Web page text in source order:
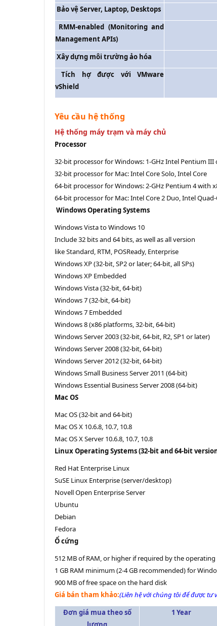
Bảo vệ Server, Laptop, Desktops
RMM-enabled (Monitoring and
Management APIs)
Xây dựng môi trường ảo hóa
Tích hợ được với VMware
vShield
Yêu cầu hệ thống
Hệ thống máy trạm và máy chủ
Processor
32-bit processor for Windows: 1-GHz Intel Pentium
32-bit processor for Mac: Intel Core Solo, Intel Core
64-bit processor for Windows: 2-GHz Pentium 4 with
64-bit processor for Mac: Intel Core 2 Duo, Intel
Windows Operating Systems
Windows Vista to Windows 10
Include 32 bits and 64 bits, as well as all version
like Standard, RTM, POSReady, Enterprise
Windows XP (32-bit, SP2 or later; 64-bit, all SPs)
Windows XP Embedded
Windows Vista (32-bit, 64-bit)
Windows 7 (32-bit, 64-bit)
Windows 7 Embedded
Windows 8 (x86 platforms, 32-bit, 64-bit)
Windows Server 2003 (32-bit, 64-bit, R2, SP1 or later)
Windows Server 2008 (32-bit, 64-bit)
Windows Server 2012 (32-bit, 64-bit)
Windows Small Business Server 2011 (64-bit)
Windows Essential Business Server 2008 (64-bit)
Mac OS
Mac OS (32-bit and 64-bit)
Mac OS X 10.6.8, 10.7, 10.8
Mac OS X Server 10.6.8, 10.7, 10.8
Linux Operating Systems (32-bit and 64-bit
Red Hat Enterprise Linux
SuSE Linux Enterprise (server/desktop)
Novell Open Enterprise Server
Ubuntu
Debian
Fedora
Ổ cứng
512 MB of RAM, or higher if required by the
1 GB RAM minimum (2-4 GB recommended) for
900 MB of free space on the hard disk
Giá bán tham khảo:(Liên hệ với chúng tôi để được
Đơn giá mua theo số
1 Year